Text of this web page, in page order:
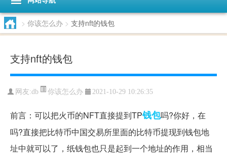
> 你该怎么办 > 支持nft的钱包
支持nft的钱包
网友:db 你该怎么办 2021-10-29 10:26:35
前言：可以把火币的NFT直接提到TP钱包吗?你好，在
吗?直接把比特币中国交易所里面的比特币提现到钱包地
址中就可以了，纸钱包也只是起到一个地址的作用，相当